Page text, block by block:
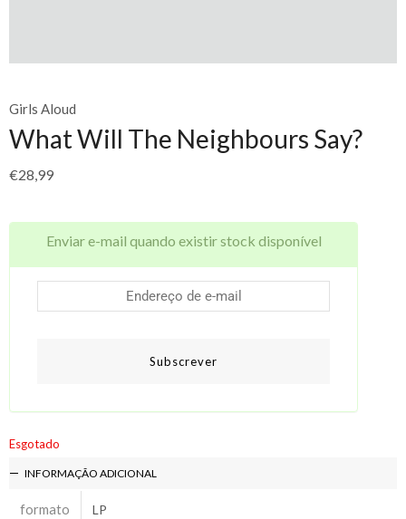
Girls Aloud
What Will The Neighbours Say?
€28,99
Enviar e-mail quando existir stock disponível
Subscrever
Esgotado
INFORMAÇÃO ADICIONAL
formato LP